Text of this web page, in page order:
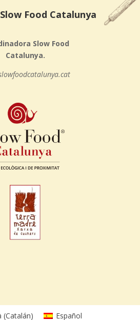
Food Catalunya
Slow Food
Catalunya.
(Catalán) Español